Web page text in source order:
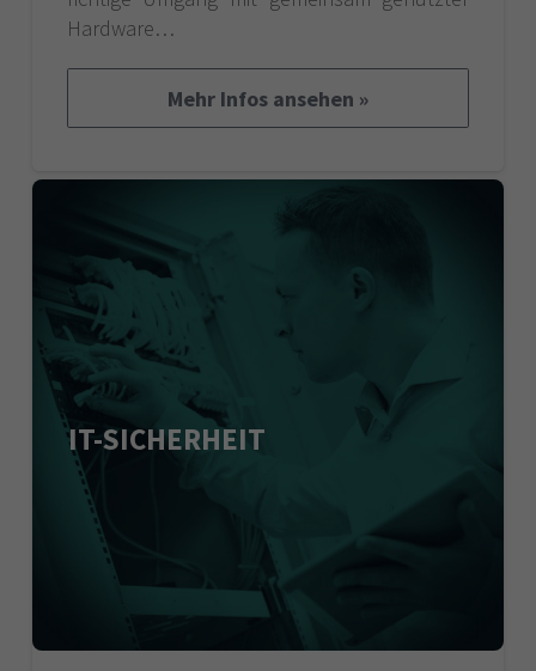
Hardware…
Mehr Infos ansehen »
IT-SICHERHEIT